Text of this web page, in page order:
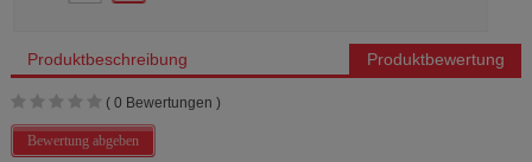
Produktbeschreibung Produktbewertung
( 0 Bewertungen )
Bewertung abgeben